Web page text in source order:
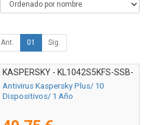
Ant. 01 Sig.
KASPERSKY - KL1042S5KFS-SSB-
ES
Antivirus Kaspersky Plus/ 10
Dispositivos/ 1 Año